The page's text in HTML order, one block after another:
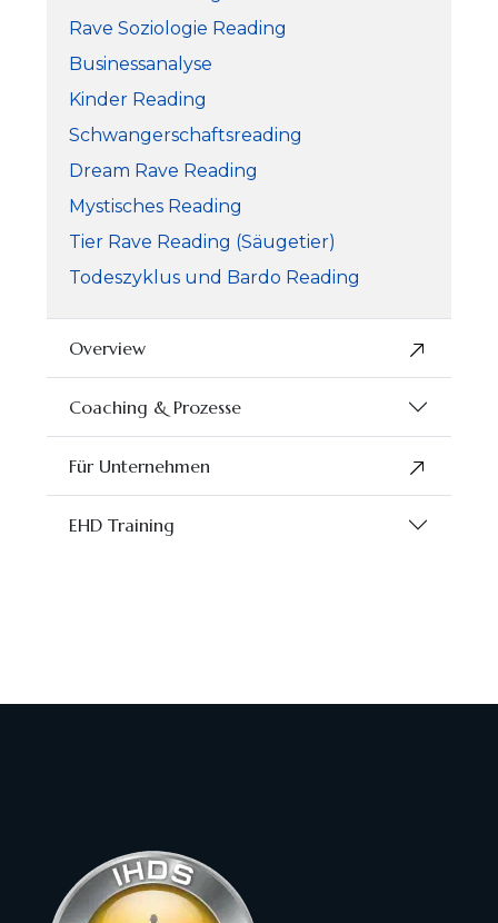
Rave Soziologie Reading
Businessanalyse
Kinder Reading
Schwangerschaftsreading
Dream Rave Reading
Mystisches Reading
Tier Rave Reading (Säugetier)
Todeszyklus und Bardo Reading
Overview
Coaching & Prozesse
Für Unternehmen
EHD Training